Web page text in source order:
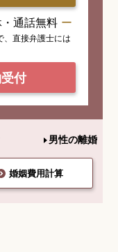
通話無料
直接弁護士には
付
男性の離婚
婚姻費用計算